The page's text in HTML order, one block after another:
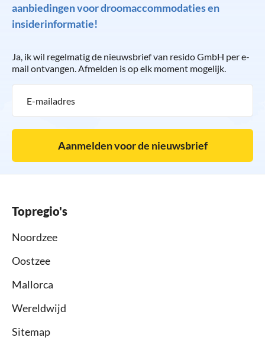
aanbiedingen voor droomaccommodaties en
insiderinformatie!
Ja, ik wil regelmatig de nieuwsbrief van resido GmbH per e-
mail ontvangen. Afmelden is op elk moment mogelijk.
Aanmelden voor de nieuwsbrief
Topregio's
Noordzee
Oostzee
Mallorca
Wereldwijd
Sitemap